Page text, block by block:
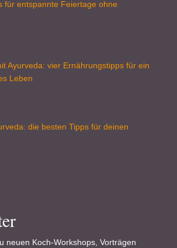
für entspannte Feiertage ohne
Ayurveda: vier Ernährungstipps für ein
Leben
die besten Tipps für deinen
neuen Koch-Workshops, Vorträgen